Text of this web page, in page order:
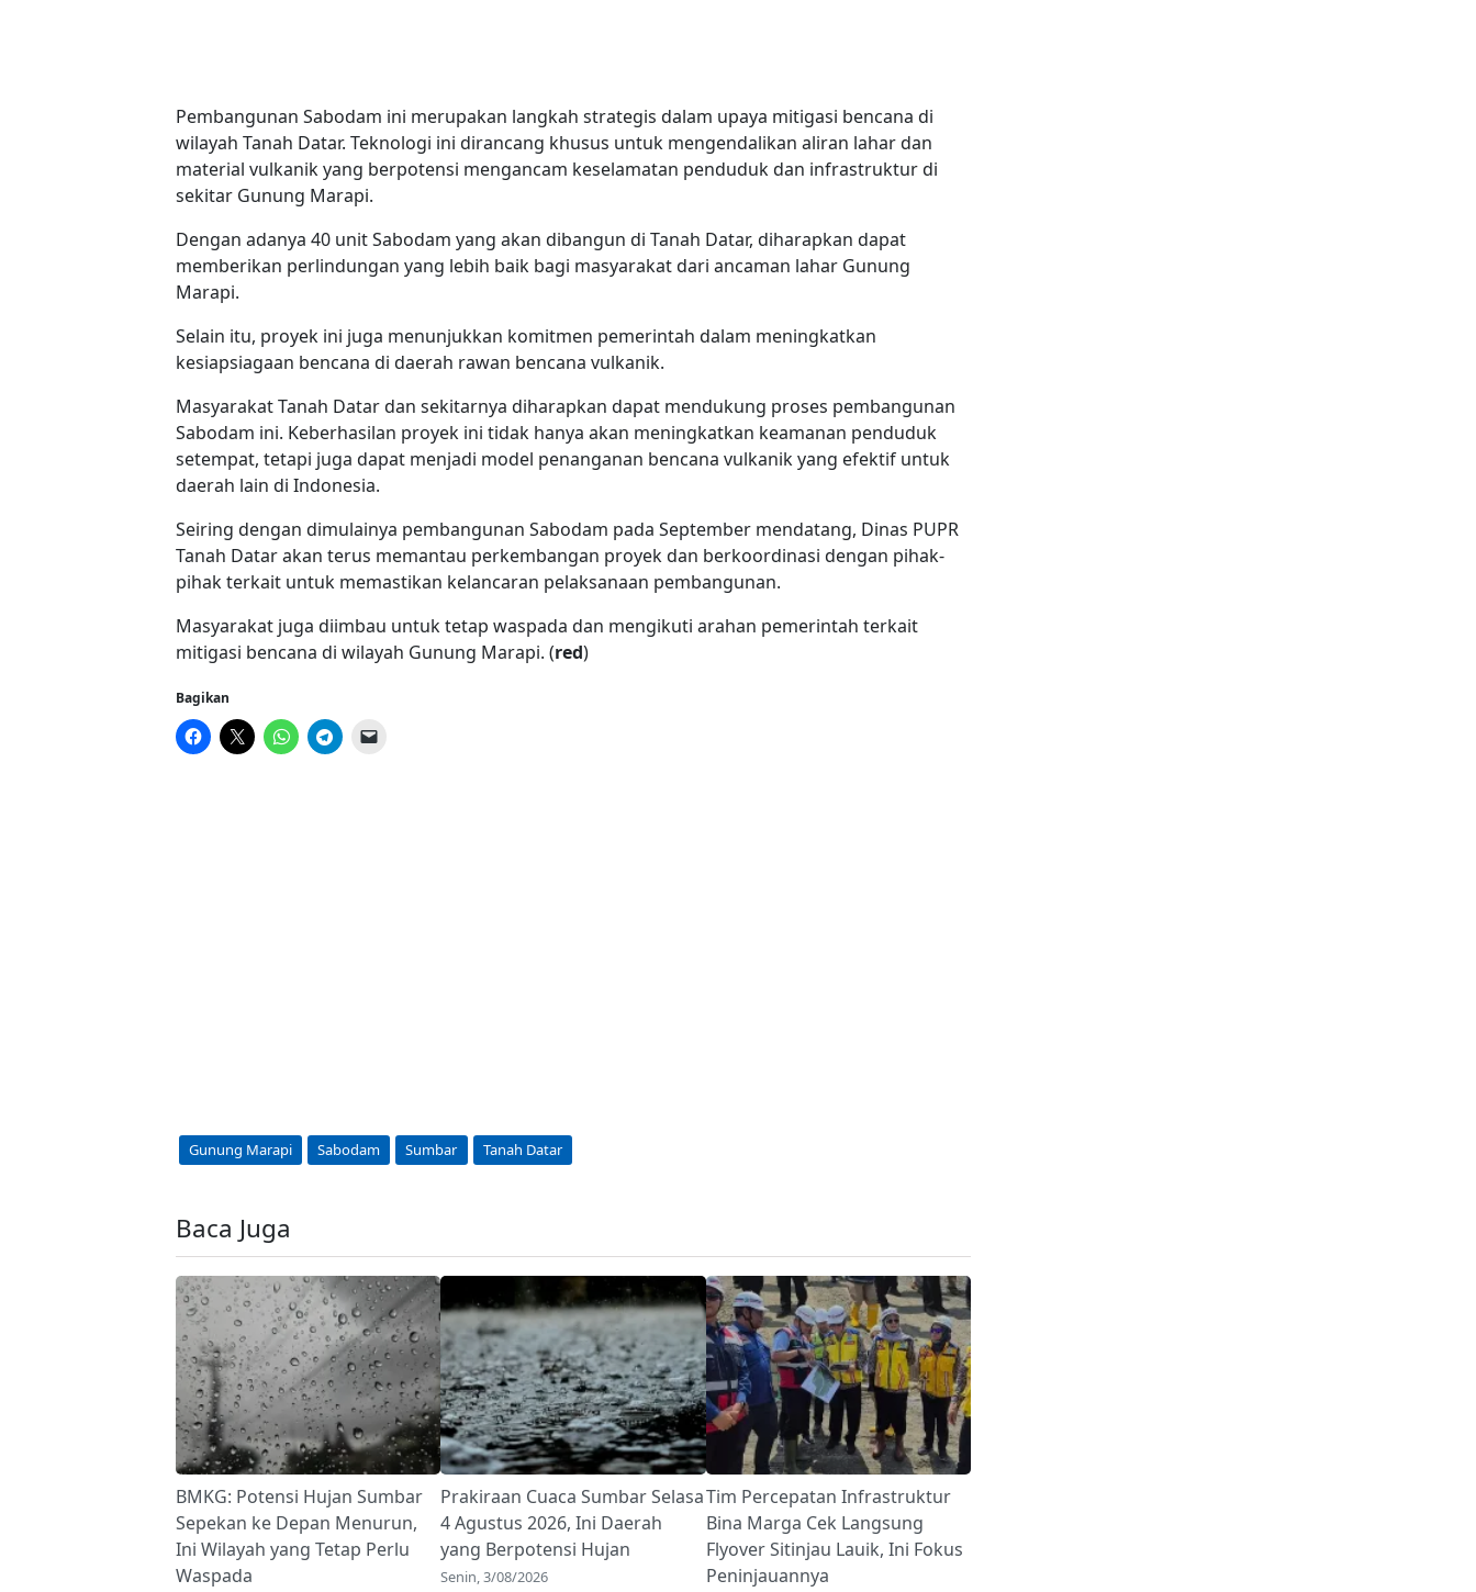
Pembangunan Sabodam ini merupakan langkah strategis dalam upaya mitigasi bencana di
wilayah Tanah Datar. Teknologi ini dirancang khusus untuk mengendalikan aliran lahar dan
material vulkanik yang berpotensi mengancam keselamatan penduduk dan infrastruktur di
sekitar Gunung Marapi.
Dengan adanya 40 unit Sabodam yang akan dibangun di Tanah Datar, diharapkan dapat
memberikan perlindungan yang lebih baik bagi masyarakat dari ancaman lahar Gunung
Marapi.
Selain itu, proyek ini juga menunjukkan komitmen pemerintah dalam meningkatkan
kesiapsiagaan bencana di daerah rawan bencana vulkanik.
Masyarakat Tanah Datar dan sekitarnya diharapkan dapat mendukung proses pembangunan
Sabodam ini. Keberhasilan proyek ini tidak hanya akan meningkatkan keamanan penduduk
setempat, tetapi juga dapat menjadi model penanganan bencana vulkanik yang efektif untuk
daerah lain di Indonesia.
Seiring dengan dimulainya pembangunan Sabodam pada September mendatang, Dinas PUPR
Tanah Datar akan terus memantau perkembangan proyek dan berkoordinasi dengan pihak-
pihak terkait untuk memastikan kelancaran pelaksanaan pembangunan.
Masyarakat juga diimbau untuk tetap waspada dan mengikuti arahan pemerintah terkait
mitigasi bencana di wilayah Gunung Marapi. (red)
Bagikan
Gunung Marapi Sabodam Sumbar Tanah Datar
Baca Juga
BMKG: Potensi Hujan Sumbar
Sepekan ke Depan Menurun,
Ini Wilayah yang Tetap Perlu
Waspada
Prakiraan Cuaca Sumbar Selasa
4 Agustus 2026, Ini Daerah
yang Berpotensi Hujan
Senin, 3/08/2026
Tim Percepatan Infrastruktur
Bina Marga Cek Langsung
Flyover Sitinjau Lauik, Ini Fokus
Peninjauannya